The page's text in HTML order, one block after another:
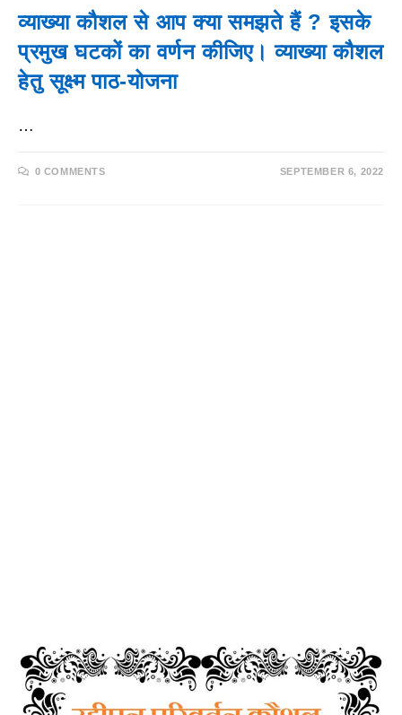
व्याख्या कौशल से आप क्या समझते हैं ? इसके
प्रमुख घटकों का वर्णन कीजिए। व्याख्या कौशल
हेतु सूक्ष्म पाठ-योजना
…
0 COMMENTS SEPTEMBER 6, 2022